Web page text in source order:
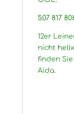
507 817
12er
nicht
finden
Aida.